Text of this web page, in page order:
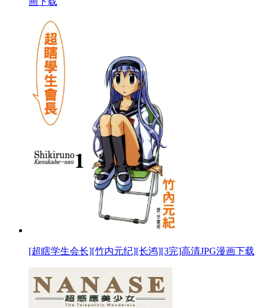
[超瞎学生会长][竹内元纪][长鸿][3完]高清JPG漫画下载